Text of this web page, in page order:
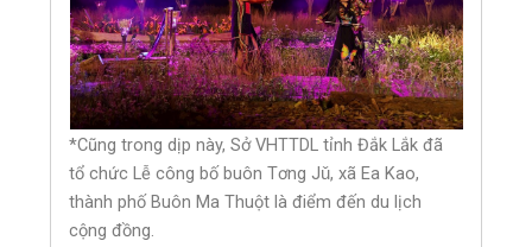
*Cũng trong dịp này, Sở VHTTDL tỉnh Đắk Lắk đã
tổ chức Lễ công bố buôn Tơng Jǔ, xã Ea Kao,
thành phố Buôn Ma Thuột là điểm đến du lịch
cộng đồng.